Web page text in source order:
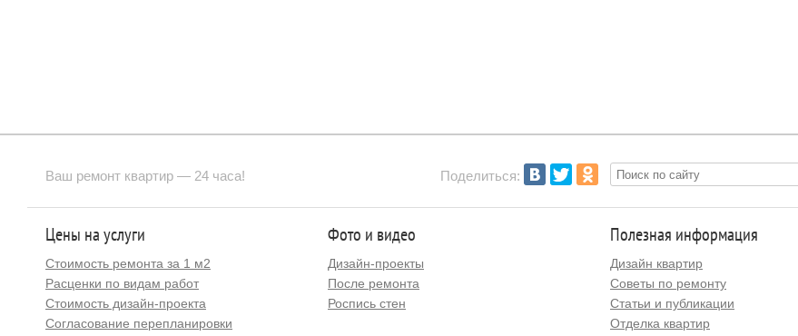
Ваш ремонт квартир — 24 часа! Поделиться:
Цены на услуги
Стоимость ремонта за 1 м2
Расценки по видам работ
Стоимость дизайн-проекта
Согласование перепланировки
Фото и видео
Дизайн-проекты
После ремонта
Роспись стен
Полезная информация
Дизайн квартир
Советы по ремонту
Статьи и публикации
Отделка квартир